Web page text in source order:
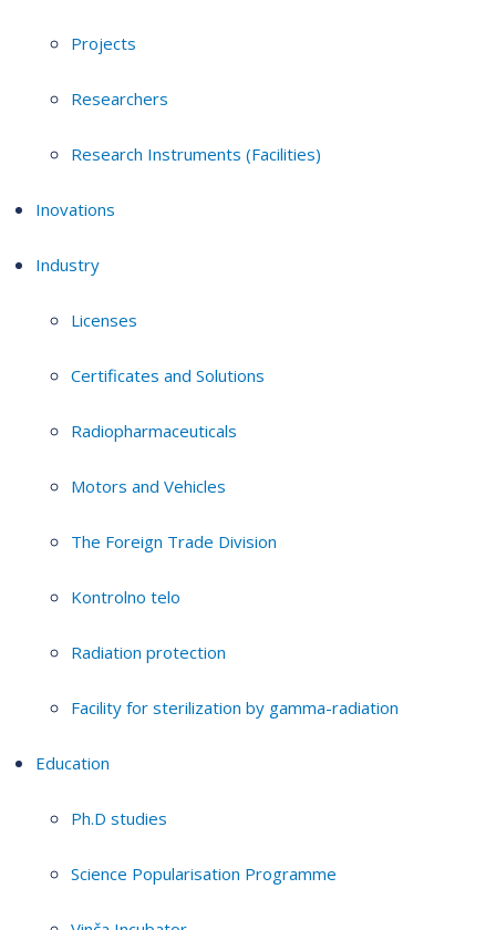
Projects
Researchers
Research Instruments (Facilities)
Inovations
Industry
Licenses
Certificates and Solutions
Radiopharmaceuticals
Motors and Vehicles
The Foreign Trade Division
Kontrolno telo
Radiation protection
Facility for sterilization by gamma-radiation
Education
Ph.D studies
Science Popularisation Programme